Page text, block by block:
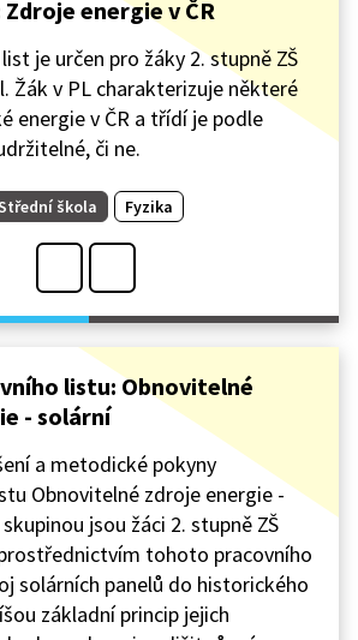
energie v ČR
je určen pro žáky 2. stupně ZŠ
Žák v PL charakterizuje některé
energie v ČR a třídí je podle
či ne.
škola Fyzika
listu: Obnovitelné
- solární
a metodické pokyny
Obnovitelné zdroje energie -
jsou žáci 2. stupně ZŠ
tohoto pracovního
solárních panelů do historického
základní princip jejich